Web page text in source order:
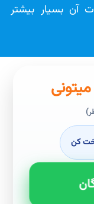
آن بسیار بیشتر
کن